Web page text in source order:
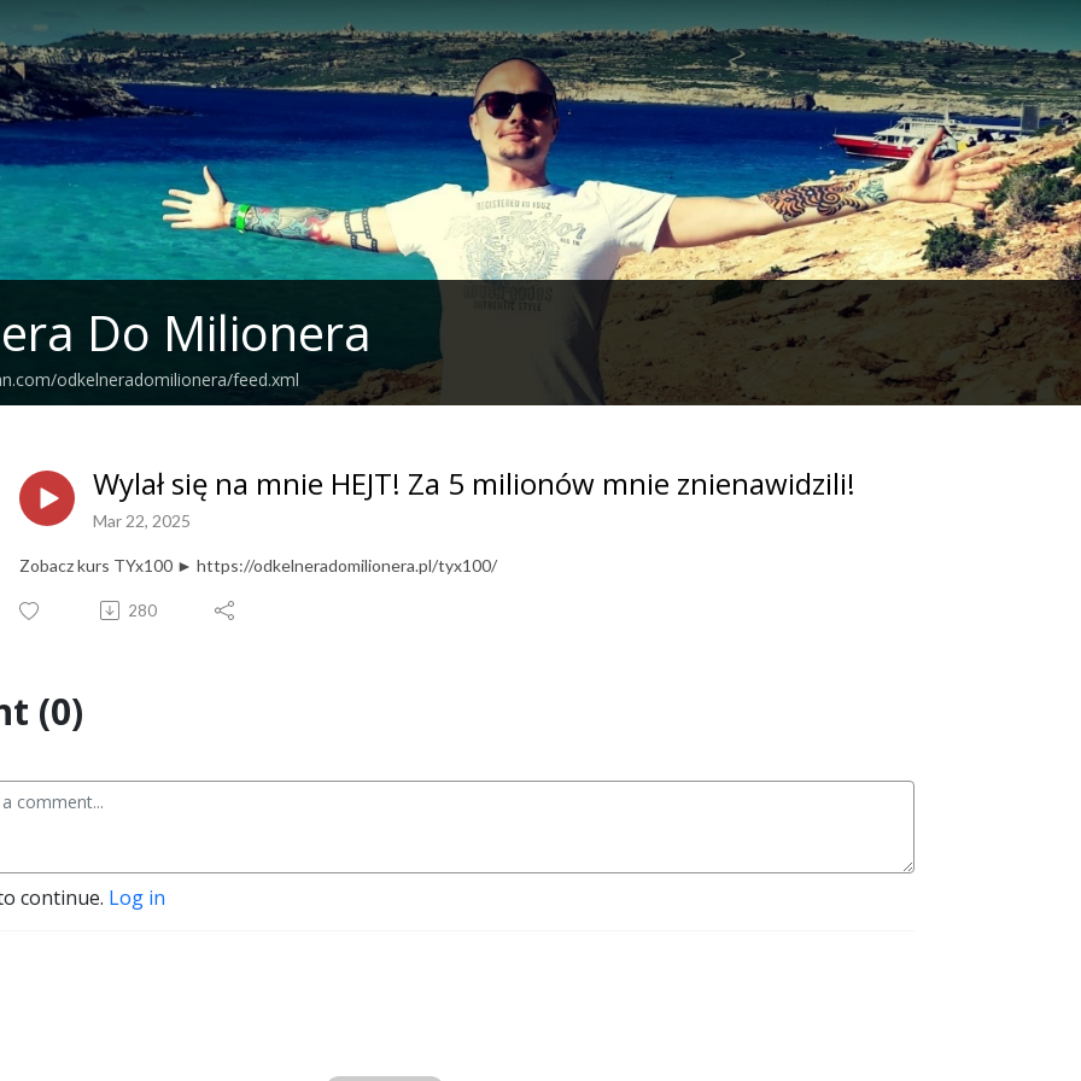
Do Milionera
odkelneradomilionera/feed.xml
Wylał się na mnie HEJT! Za 5 milionów mnie znienawidzili!
Mar 22, 2025
Zobacz kurs TYx100 ► https://odkelneradomilionera.pl/tyx100/
280
(0)
continue. Log in